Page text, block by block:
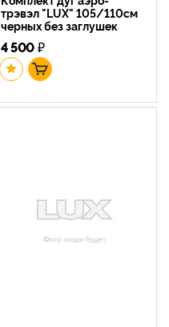
трэвэл "LUX" 105/110см
черных без заглушек
4 500₽